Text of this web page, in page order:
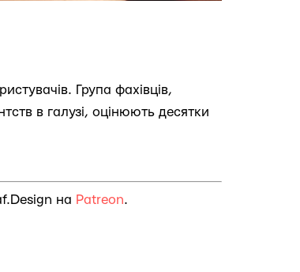
Група фахівців,
в галузі, оцінюють десятки
на Patreon.